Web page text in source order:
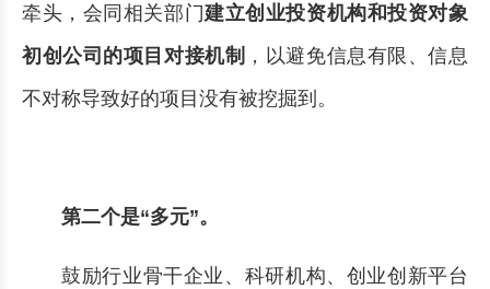
牵头，会同相关部门建立创业投资机构和投资对象
初创公司的项目对接机制 ，以避免信息有限、信息
不对称导致好的项目没有被挖掘到。
第二个是“多元”。
鼓励行业骨干企业、科研机构、创业创新平台